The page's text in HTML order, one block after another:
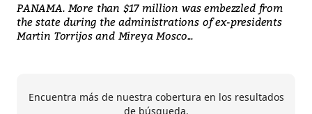
PANAMA. More than $17 million was embezzled from
the state during the administrations of ex-presidents
Martin Torrijos and Mireya Mosco...
Encuentra más de nuestra cobertura en los resultados
de búsqueda.